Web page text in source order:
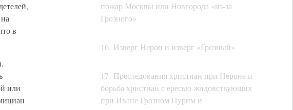
пожар Москвы или Новгорода «из-за
Грозного»
16. Изверг Нерон и изверг «Грозный»
17. Преследования христиан при Нероне и
борьба христиан с ересью жидовствующих
при Иване Грозном Пурим и
в
или